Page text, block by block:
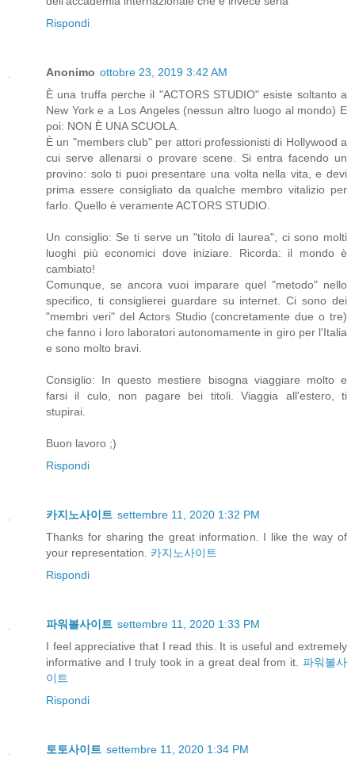
Rispondi
Anonimo ottobre 23, 2019 3:42 AM
È una truffa perche il "ACTORS STUDIO" esiste soltanto a
New York e a Los Angeles (nessun altro luogo al mondo) E
poi: NON È UNA SCUOLA.
È un "members club" per attori professionisti di Hollywood a
cui serve allenarsi o provare scene. Si entra facendo un
provino: solo ti puoi presentare una volta nella vita, e devi
prima essere consigliato da qualche membro vitalizio per
farlo. Quello è veramente ACTORS STUDIO.
Un consiglio: Se ti serve un "titolo di laurea", ci sono molti
luoghi più economici dove iniziare. Ricorda: il mondo è
cambiato!
Comunque, se ancora vuoi imparare quel "metodo" nello
specifico, ti consiglierei guardare su internet. Ci sono dei
"membri veri" del Actors Studio (concretamente due o tre)
che fanno i loro laboratori autonomamente in giro per l'Italia
e sono molto bravi.
Consiglio: In questo mestiere bisogna viaggiare molto e
farsi il culo, non pagare bei titoli. Viaggia all'estero, ti
stupirai.
Buon lavoro ;)
Rispondi
카지노사이트 settembre 11, 2020 1:32 PM
Thanks for sharing the great information. I like the way of
your representation. 카지노사이트
Rispondi
파워볼사이트 settembre 11, 2020 1:33 PM
I feel appreciative that I read this. It is useful and extremely
informative and I truly took in a great deal from it. 파워볼사
이트
Rispondi
토토사이트 settembre 11, 2020 1:34 PM